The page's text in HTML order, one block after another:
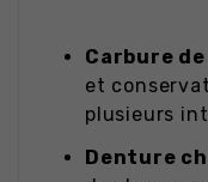
Carbure
et
plusieurs
Denture